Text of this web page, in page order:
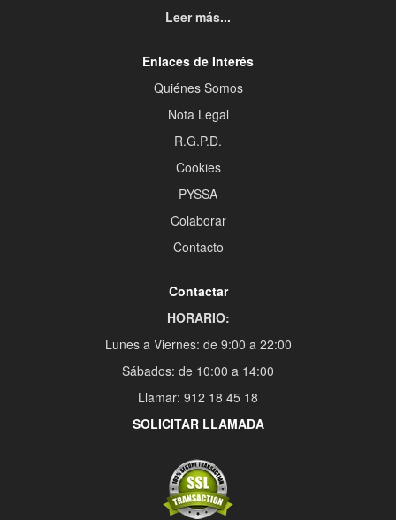
Leer más...
Enlaces de Interés
Quiénes Somos
Nota Legal
R.G.P.D.
Cookies
PYSSA
Colaborar
Contacto
Contactar
HORARIO:
Lunes a Viernes: de 9:00 a 22:00
Sábados: de 10:00 a 14:00
Llamar: 912 18 45 18
SOLICITAR LLAMADA